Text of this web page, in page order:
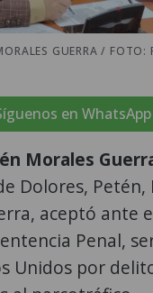
GUERRA /
en WhatsApp
Morales
Dolores, Petén,
aceptó ante
Penal,
Unidos por